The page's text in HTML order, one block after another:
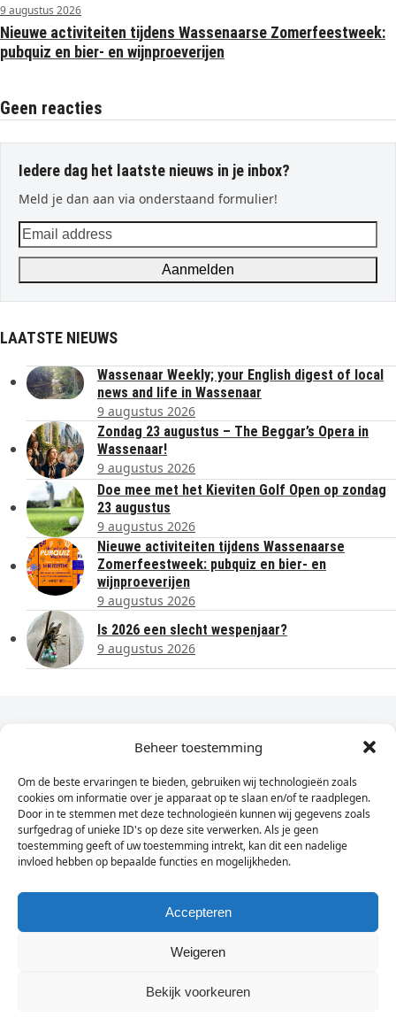
Beheer toestemming
Om de beste ervaringen te bieden, gebruiken wij technologieën zoals
cookies om informatie over je apparaat op te slaan en/of te raadplegen.
Door in te stemmen met deze technologieën kunnen wij gegevens zoals
surfgedrag of unieke ID's op deze site verwerken. Als je geen
toestemming geeft of uw toestemming intrekt, kan dit een nadelige
invloed hebben op bepaalde functies en mogelijkheden.
Accepteren
Weigeren
Bekijk voorkeuren
9 augustus 2026
Nieuwe activiteiten tijdens Wassenaarse Zomerfeestweek:
pubquiz en bier- en wijnproeverijen
Geen reacties
Iedere dag het laatste nieuws in je inbox?
Meld je dan aan via onderstaand formulier!
Email
address
Aanmelden
LAATSTE NIEUWS
Wassenaar Weekly; your English digest of local
news and life in Wassenaar
9 augustus 2026
Zondag 23 augustus – The Beggar’s Opera in
Wassenaar!
9 augustus 2026
Doe mee met het Kieviten Golf Open op zondag
23 augustus
9 augustus 2026
Nieuwe activiteiten tijdens Wassenaarse
Zomerfeestweek: pubquiz en bier- en
wijnproeverijen
9 augustus 2026
Is 2026 een slecht wespenjaar?
9 augustus 2026
Dagelijks het laatste nieuws in je e-mail?
Vul
hier
je
e-
mailadres
in
Sign Up